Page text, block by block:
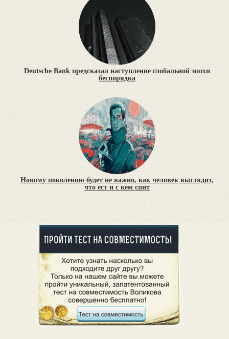
Deutsche Bank предсказал наступление глобальной эпохи
беспорядка
Новому поколению будет не важно, как человек выглядит,
что ест и с кем спит